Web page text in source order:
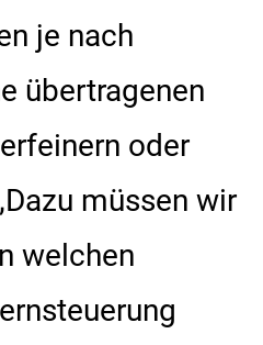
je nach
übertragenen
oder
müssen wir
welchen